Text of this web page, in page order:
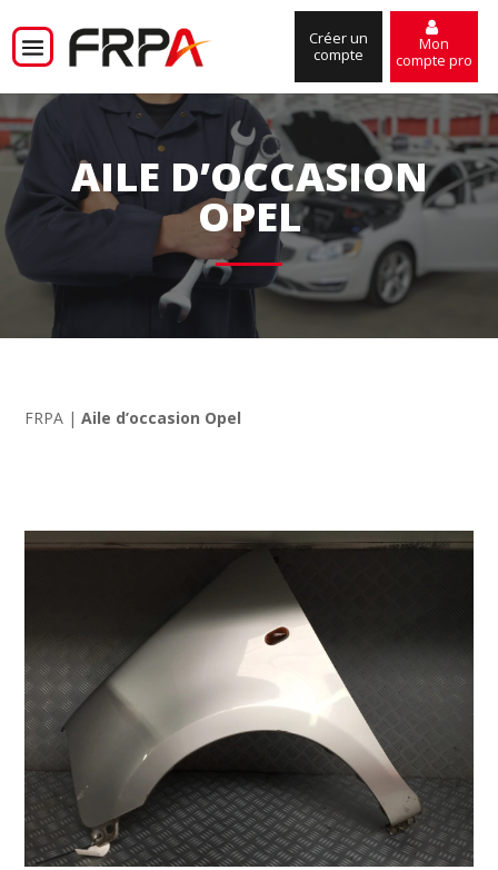
Créer un
compte
Mon
compte pro
AILE D’OCCASION
OPEL
FRPA |Aile d’occasion Opel